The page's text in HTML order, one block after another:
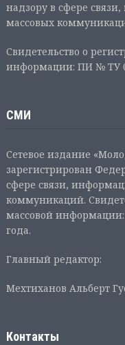
надзору в сфере
массовых
Свидетельство о
информации: ПИ № ТУ
СМИ
Сетевое издание
зарегистрирован
сфере связи,
коммуникаций.
массовой
года.
Главный редактор:
Мехтиханов Альберт
Контакты